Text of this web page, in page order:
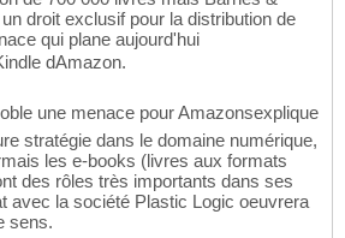
droit exclusif pour la distribution de
qui plane aujourd'hui
dAmazon.
une menace pour Amazonsexplique
stratégie dans le domaine numérique,
les e-books (livres aux formats
des rôles très importants dans ses
avec la société Plastic Logic oeuvrera
sens.